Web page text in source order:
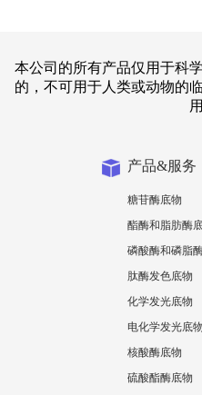
本公司的所有产品仅用于科
的，不可用于人类或动物的
产品&服务
糖苷酶底物
酯酶和脂肪酶
磷酸酶和磷脂
肽酶发色底物
化学发光底物
电化学发光底物
核酸酶底物
硫酸酯酶底物